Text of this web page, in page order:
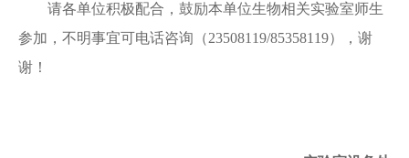
请各单位积极配合，鼓励本单位生物相关实验室师生
参加，不明事宜可电话咨询（23508119/85358119），谢
谢！